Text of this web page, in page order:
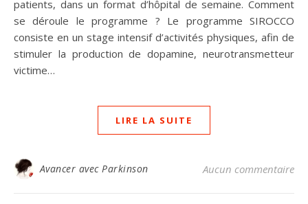
patients, dans un format d’hôpital de semaine. Comment
se déroule le programme ? Le programme SIROCCO
consiste en un stage intensif d’activités physiques, afin de
stimuler la production de dopamine, neurotransmetteur
victime…
LIRE LA SUITE
Avancer avec Parkinson Aucun commentaire